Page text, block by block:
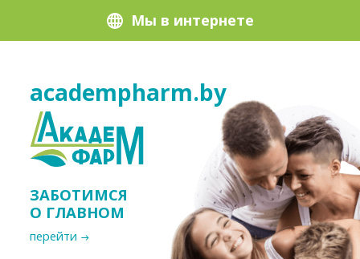
Мы в интернете
academpharm.by
ЗАБОТИМСЯ
О ГЛАВНОМ
перейти